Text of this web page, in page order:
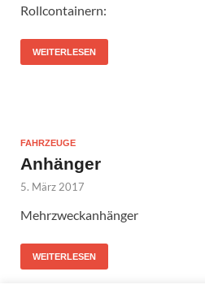
Rollcontainern:
WEITERLESEN
FAHRZEUGE
Anhänger
5. März 2017
Mehrzweckanhänger
WEITERLESEN